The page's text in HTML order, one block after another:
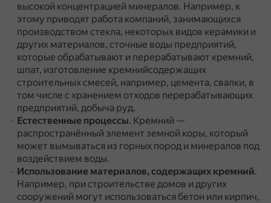
высокой концентрацией минералов. Например, к
этому приводят работа компаний, занимающихся
производством стекла, некоторых видов керамики и
других материалов, сточные воды предприятий,
которые обрабатывают и перерабатывают кремний,
шпат, изготовление кремнийсодержащих
строительных смесей, например, цемента, свалки, в
том числе с хранением отходов перерабатывающих
предприятий, добыча руд.
Естественные процессы. Кремний —
распространённый элемент земной коры, который
может вымываться из горных пород и минералов под
воздействием воды.
Использование материалов, содержащих кремний.
Например, при строительстве домов и других
сооружений могут использоваться бетон или кирпич,